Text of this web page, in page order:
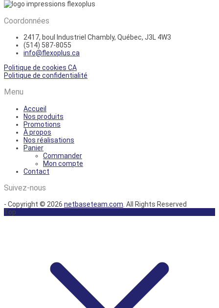
Coordonnées
2417, boul Industriel Chambly, Québec, J3L 4W3
(514) 587-8055
info@flexoplus.ca
Politique de cookies CA
Politique de confidentialité
Menu
Accueil
Nos produits
Promotions
À propos
Nos réalisations
Panier
Commander
Mon compte
Contact
Suivez-nous
- Copyright © 2026 netbaseteam.com. All Rights Reserved
Top